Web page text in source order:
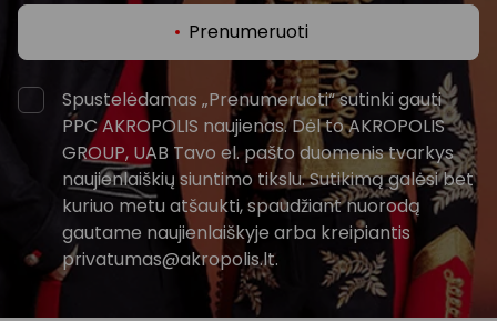
Prenumeruoti
Spustelėdamas „Prenumeruoti“ sutinki gauti
PPC AKROPOLIS naujienas. Dėl to AKROPOLIS
GROUP, UAB Tavo el. pašto duomenis tvarkys
naujienlaiškių siuntimo tikslu. Sutikimą galėsi bet
kuriuo metu atšaukti, spaudžiant nuorodą
gautame naujienlaiškyje arba kreipiantis
privatumas@akropolis.lt.